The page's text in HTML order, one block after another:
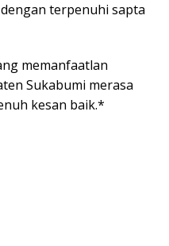
terpenuhi sapta
memanfaatlan
Sukabumi merasa
kesan baik.*